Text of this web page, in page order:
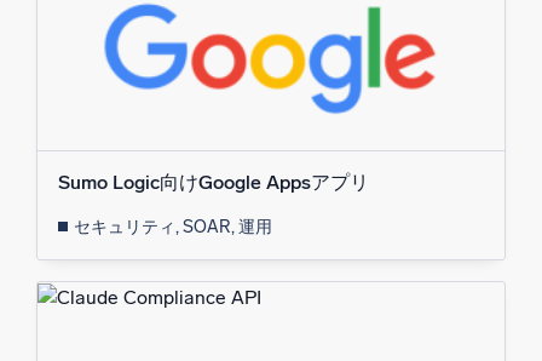
Sumo Logic向けGoogle Appsアプリ
セキュリティ, SOAR, 運用